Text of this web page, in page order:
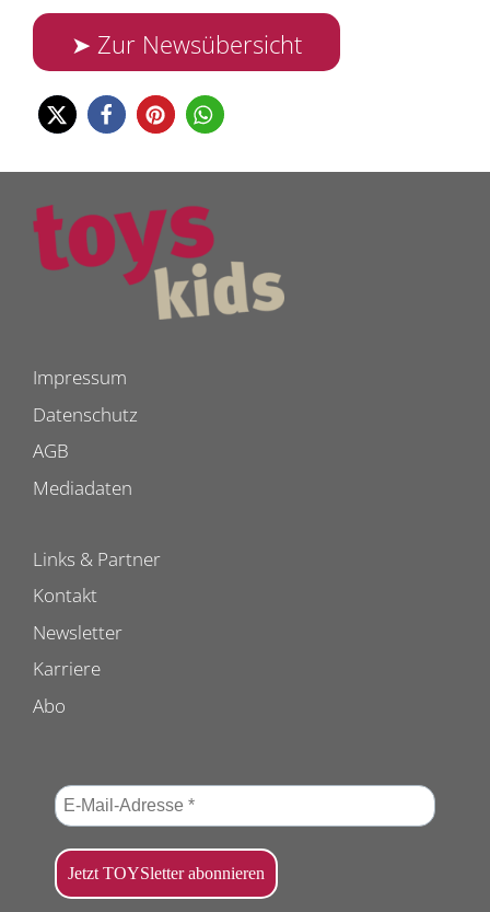
➤ Zur Newsübersicht
Impressum
Datenschutz
AGB
Mediadaten
Links & Partner
Kontakt
Newsletter
Karriere
Abo